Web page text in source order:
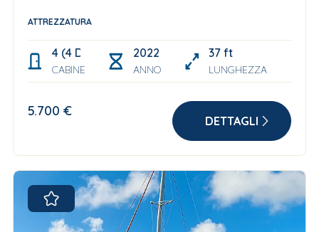
ATTREZZATURA
4 (4 Double+ 2 berths in the bow for Skipper and
CABINE
2022
ANNO
37 ft
LUNGHEZZA
5.700 €
DETTAGLI